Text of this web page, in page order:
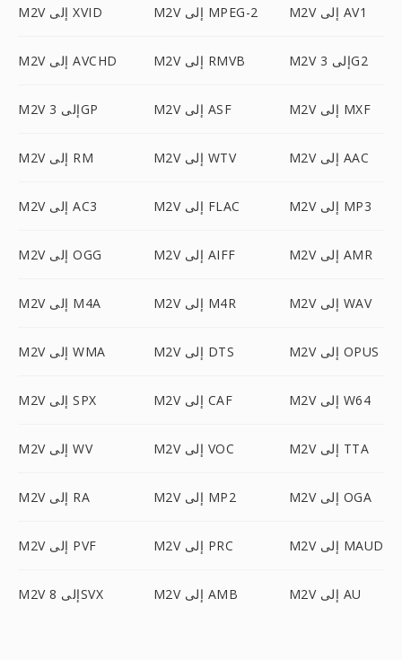
M2V إلى XVID M2V إلى MPEG-2 M2V إلى AV1
M2V إلى AVCHD M2V إلى RMVB M2V إلى 3G2
M2V إلى 3GP M2V إلى ASF M2V إلى MXF
M2V إلى RM M2V إلى WTV M2V إلى AAC
M2V إلى AC3 M2V إلى FLAC M2V إلى MP3
M2V إلى OGG M2V إلى AIFF M2V إلى AMR
M2V إلى M4A M2V إلى M4R M2V إلى WAV
M2V إلى WMA M2V إلى DTS M2V إلى OPUS
M2V إلى SPX M2V إلى CAF M2V إلى W64
M2V إلى WV M2V إلى VOC M2V إلى TTA
M2V إلى RA M2V إلى MP2 M2V إلى OGA
M2V إلى PVF M2V إلى PRC M2V إلى MAUD
M2V إلى 8SVX M2V إلى AMB M2V إلى AU